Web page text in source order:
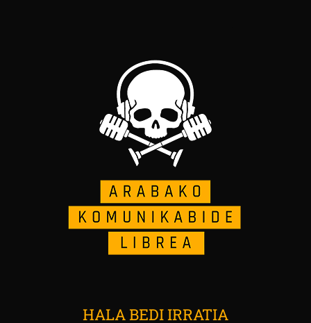
HALA BEDI IRRATIA